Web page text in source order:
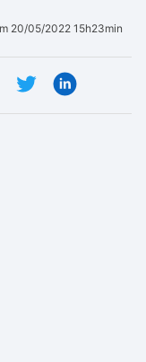
20/05/2022 15h23min